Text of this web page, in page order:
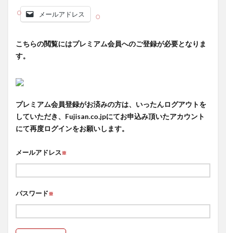
メールアドレス
こちらの閲覧にはプレミアム会員へのご登録が必要となりま
す。
プレミアム会員登録がお済みの方は、いったんログアウトを
していただき、Fujisan.co.jpにてお申込み頂いたアカウント
にて再度ログインをお願いします。
メールアドレス※
パスワード※